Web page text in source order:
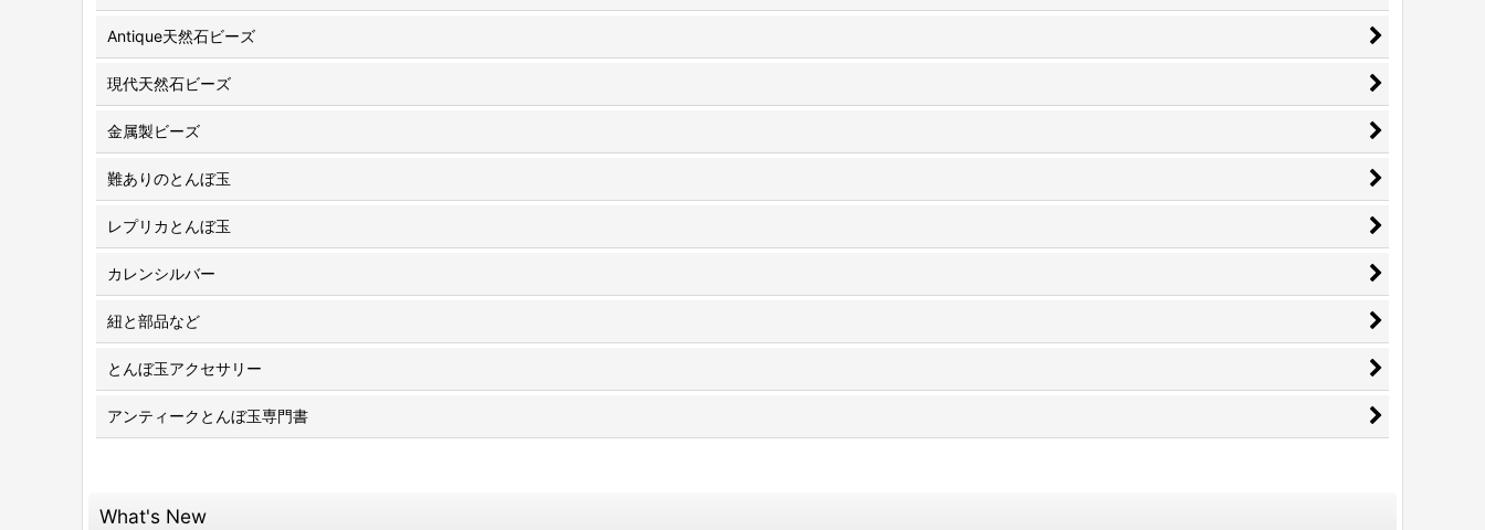
Antique天然石ビーズ
現代天然石ビーズ
金属製ビーズ
難ありのとんぼ玉
レプリカとんぼ玉
カレンシルバー
紐と部品など
とんぼ玉アクセサリー
アンティークとんぼ玉専門書
What's New